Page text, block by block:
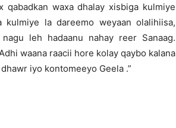
waxa dhalay xisbiga kulmiye
la dareemo weyaan olalihiisa,
leh hadaanu nahay reer Sanaag.
waana raacii hore kolay qaybo kalana
iyo kontomeeyo Geela .”